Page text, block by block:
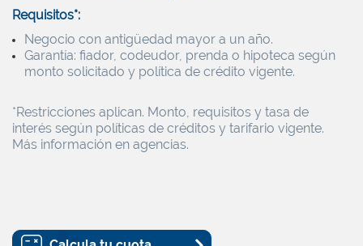
Requisitos*:
Negocio con antigüedad mayor a un año.
Garantía: fiador, codeudor, prenda o hipoteca según
monto solicitado y política de crédito vigente.
*Restricciones aplican. Monto, requisitos y tasa de
interés según políticas de créditos y tarifario vigente.
Más información en agencias.